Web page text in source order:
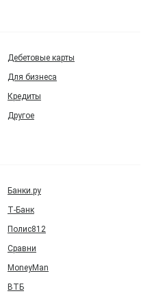
Дебетовые карты
Для бизнеса
Кредиты
Другое
Банки.ру
Т‑Банк
Полис812
Сравни
MoneyMan
ВТБ